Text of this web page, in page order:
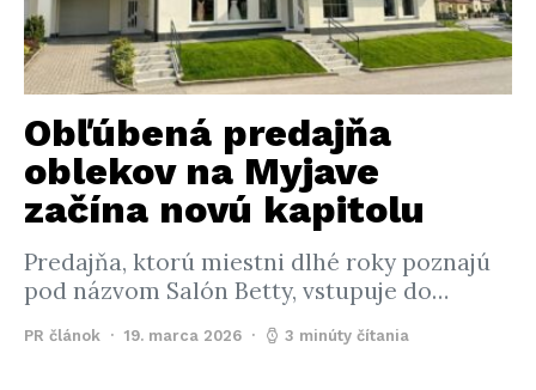
Obľúbená predajňa
oblekov na Myjave
začína novú kapitolu
Predajňa, ktorú miestni dlhé roky poznajú
pod názvom Salón Betty, vstupuje do…
PR článok 19. marca 2026 3 minúty čítania